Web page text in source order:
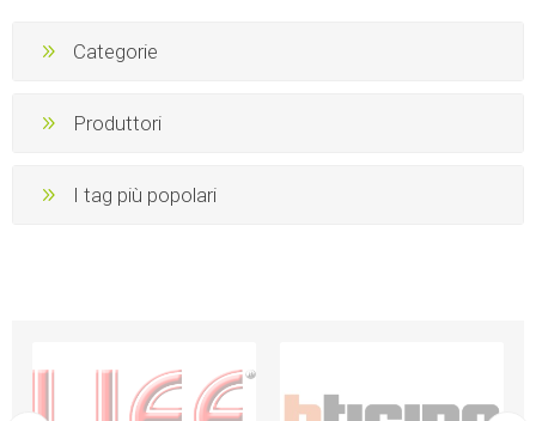
Categorie
Produttori
I tag più popolari